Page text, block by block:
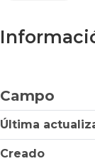
Campo
Última
Creado